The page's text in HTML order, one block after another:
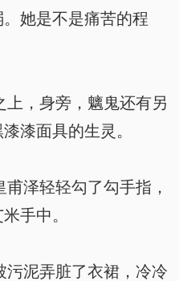
她是不是痛苦的程
，身旁，魑鬼还有另
漆面具的生灵。
泽轻轻勾了勾手指，
手中。
泥弄脏了衣裙，冷冷